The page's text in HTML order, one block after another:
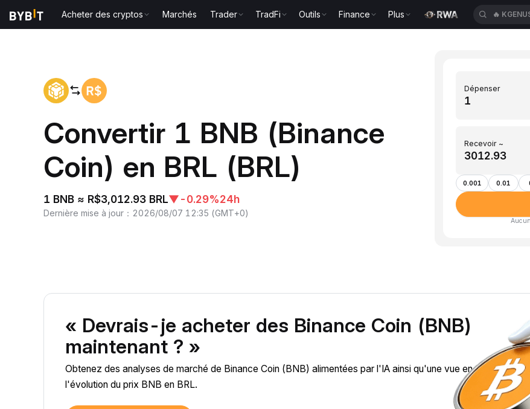
Acheter des cryptos Marchés Trader TradFi Outils Finance Plus 🔥
Convertir 1 BNB (Binance
Coin) en BRL (BRL)
1 BNB ≈ R$3,012.93 BRL▼-0.29%24h
Dernière mise à jour ： 2026/08/07 12:35 (GMT+0)
Dépenser
Recevoir ~
0.001 0.01
« Devrais-je acheter des Binance Coin (BNB)
maintenant ? »
Obtenez des analyses de marché de Binance Coin (BNB) alimentées par l'IA ainsi qu'une vue en temps réel de
l'évolution du prix BNB en BRL.